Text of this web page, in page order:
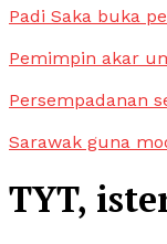
Padi Saka buka
Pemimpin akar
Persempadanan
Sarawak guna
TYT,